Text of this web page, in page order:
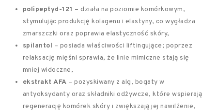
polipeptyd-121 – działa na poziomie komórkowym,
stymulując produkcję kolagenu i elastyny, co wygładza
zmarszczki oraz poprawia elastyczność skóry,
spilantol – posiada właściwości liftingujące; poprzez
relaksację mięśni sprawia, że linie mimiczne stają się
mniej widoczne,
ekstrakt AFA – pozyskiwany z alg, bogaty w
antyoksydanty oraz składniki odżywcze, które wspierają
regenerację komórek skóry i zwiększają jej nawilżenie,